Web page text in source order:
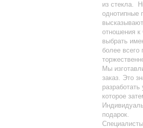
из стекла.
однотипные
отношения к
выбрать
более всего
Мы
заказ. Это
которое
подарок.